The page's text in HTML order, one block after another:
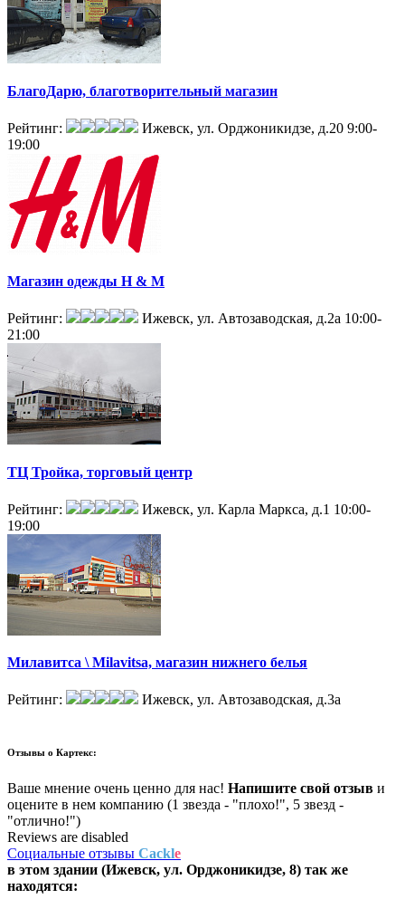
БлагоДарю, благотворительный магазин
Рейтинг: Ижевск, ул. Орджоникидзе, д.20 9:00-
19:00
Магазин одежды H & M
Рейтинг: Ижевск, ул. Автозаводская, д.2а 10:00-
21:00
ТЦ Тройка, торговый центр
Рейтинг: Ижевск, ул. Карла Маркса, д.1 10:00-
19:00
Милавитса \ Milavitsa, магазин нижнего белья
Рейтинг: Ижевск, ул. Автозаводская, д.3а
Отзывы о Картекс:
Ваше мнение очень ценно для нас! Напишите свой отзыв и
оцените в нем компанию (1 звезда - "плохо!", 5 звезд -
"отлично!")
Reviews are disabled
Социальные отзывы Cackle
в этом здании (Ижевск, ул. Орджоникидзе, 8) так же
находятся: